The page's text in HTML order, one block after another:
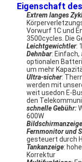
Eigenschaft
Extrem langes
Vorwurf 1C und
3500cycles. Die
Leichtgewichtler:
Dehnbar:
optionalen
um mehr
Ultra-sicher:
werden mit
weit usedon E-
den
schnelle Gebühr:
600W
Bildschirmanzeige
Fernmonitor und
gesteuert durch
Tankanzeige:
Korrektur